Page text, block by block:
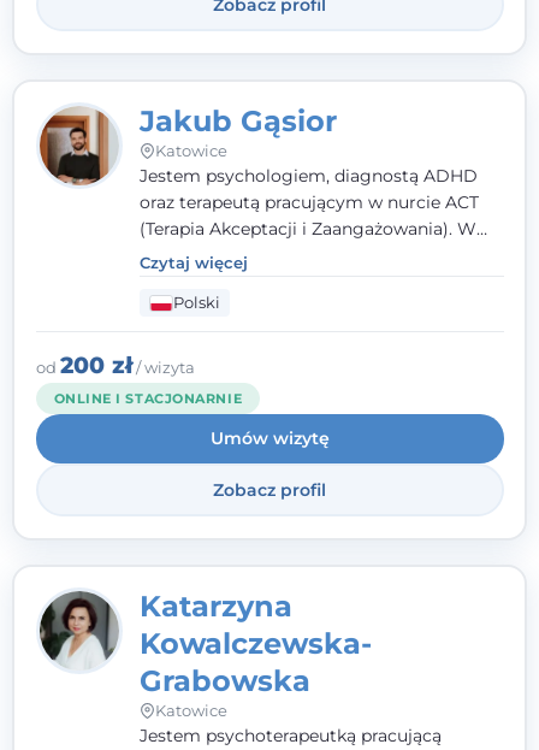
Zobacz profil
Jakub Gąsior
Katowice
Jestem psychologiem, diagnostą ADHD
oraz terapeutą pracującym w nurcie ACT
(Terapia Akceptacji i Zaangażowania). W
kontakcie z pacjentem najważniejsze są dla
mnie serdeczność, zrozumienie i atmosfera
pełna ciepła. Wierzę, że skuteczna terapia
to wspólne działanie - razem tworzymy
zespół, który szuka rozwiązań.
Czytaj więcej
Polski
od 200 zł/ wizyta
ONLINE I STACJONARNIE
Umów wizytę
Zobacz profil
Katarzyna
Kowalczewska-
Grabowska
Katowice
Jestem psychoterapeutką pracującą